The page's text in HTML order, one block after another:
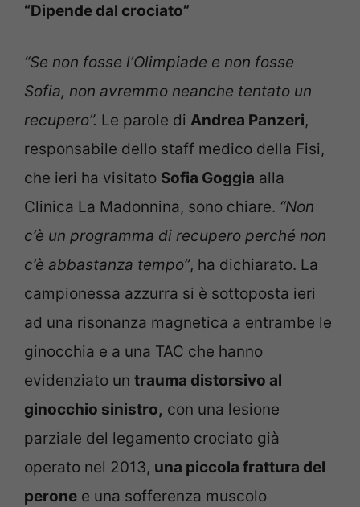
“Dipende dal crociato”
“Se non fosse l’Olimpiade e non fosse
Sofia, non avremmo neanche tentato un
recupero”. Le parole di Andrea Panzeri,
responsabile dello staff medico della Fisi,
che ieri ha visitato Sofia Goggia alla
Clinica La Madonnina, sono chiare. “Non
c’è un programma di recupero perché non
c’è abbastanza tempo”, ha dichiarato. La
campionessa azzurra si è sottoposta ieri
ad una risonanza magnetica a entrambe le
ginocchia e a una TAC che hanno
evidenziato un trauma distorsivo al
ginocchio sinistro, con una lesione
parziale del legamento crociato già
operato nel 2013, una piccola frattura del
perone e una sofferenza muscolo